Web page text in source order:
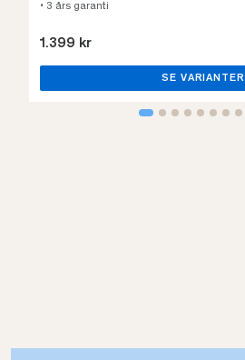
• 3 års garanti
1.399 kr
SE VARIANTER